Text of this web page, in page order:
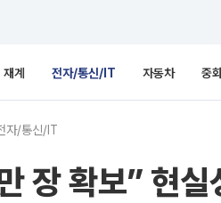
재계 전자/통신/IT 자동차 중
자/통신/IT
장 확보” 현